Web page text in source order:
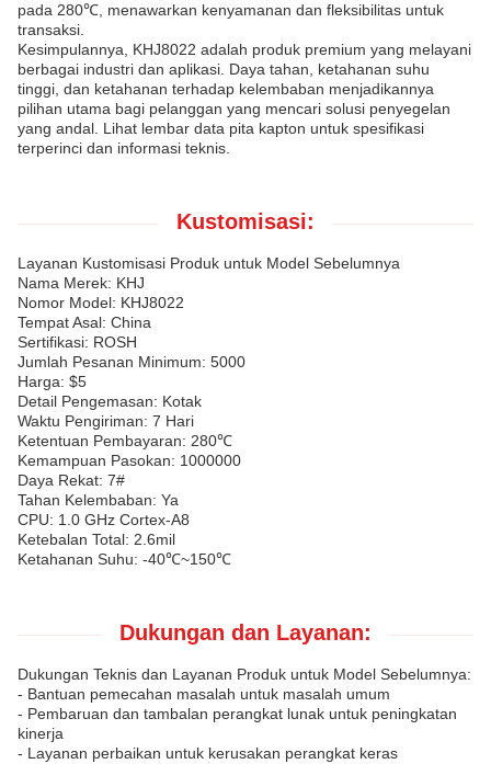
pada 280℃, menawarkan kenyamanan dan fleksibilitas untuk
transaksi.
Kesimpulannya, KHJ8022 adalah produk premium yang melayani
berbagai industri dan aplikasi. Daya tahan, ketahanan suhu
tinggi, dan ketahanan terhadap kelembaban menjadikannya
pilihan utama bagi pelanggan yang mencari solusi penyegelan
yang andal. Lihat lembar data pita kapton untuk spesifikasi
terperinci dan informasi teknis.
Kustomisasi:
Layanan Kustomisasi Produk untuk Model Sebelumnya
Nama Merek: KHJ
Nomor Model: KHJ8022
Tempat Asal: China
Sertifikasi: ROSH
Jumlah Pesanan Minimum: 5000
Harga: $5
Detail Pengemasan: Kotak
Waktu Pengiriman: 7 Hari
Ketentuan Pembayaran: 280℃
Kemampuan Pasokan: 1000000
Daya Rekat: 7#
Tahan Kelembaban: Ya
CPU: 1.0 GHz Cortex-A8
Ketebalan Total: 2.6mil
Ketahanan Suhu: -40℃~150℃
Dukungan dan Layanan:
Dukungan Teknis dan Layanan Produk untuk Model Sebelumnya:
- Bantuan pemecahan masalah untuk masalah umum
- Pembaruan dan tambalan perangkat lunak untuk peningkatan
kinerja
- Layanan perbaikan untuk kerusakan perangkat keras